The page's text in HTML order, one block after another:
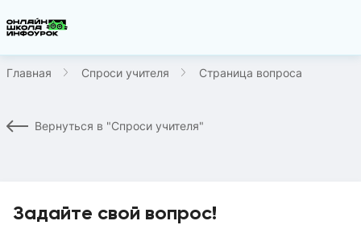
Главная Спроси учителя Страница вопроса
Вернуться в "Спроси учителя"
Задайте свой вопрос!